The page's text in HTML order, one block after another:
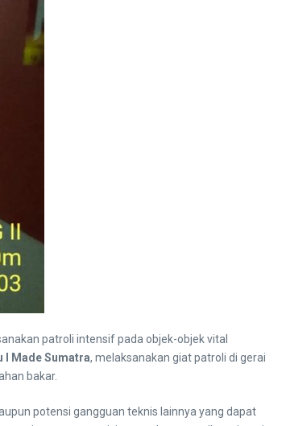
patroli intensif pada objek-objek vital
I Made Sumatra, melaksanakan giat patroli di gerai
bakar.
potensi gangguan teknis lainnya yang dapat